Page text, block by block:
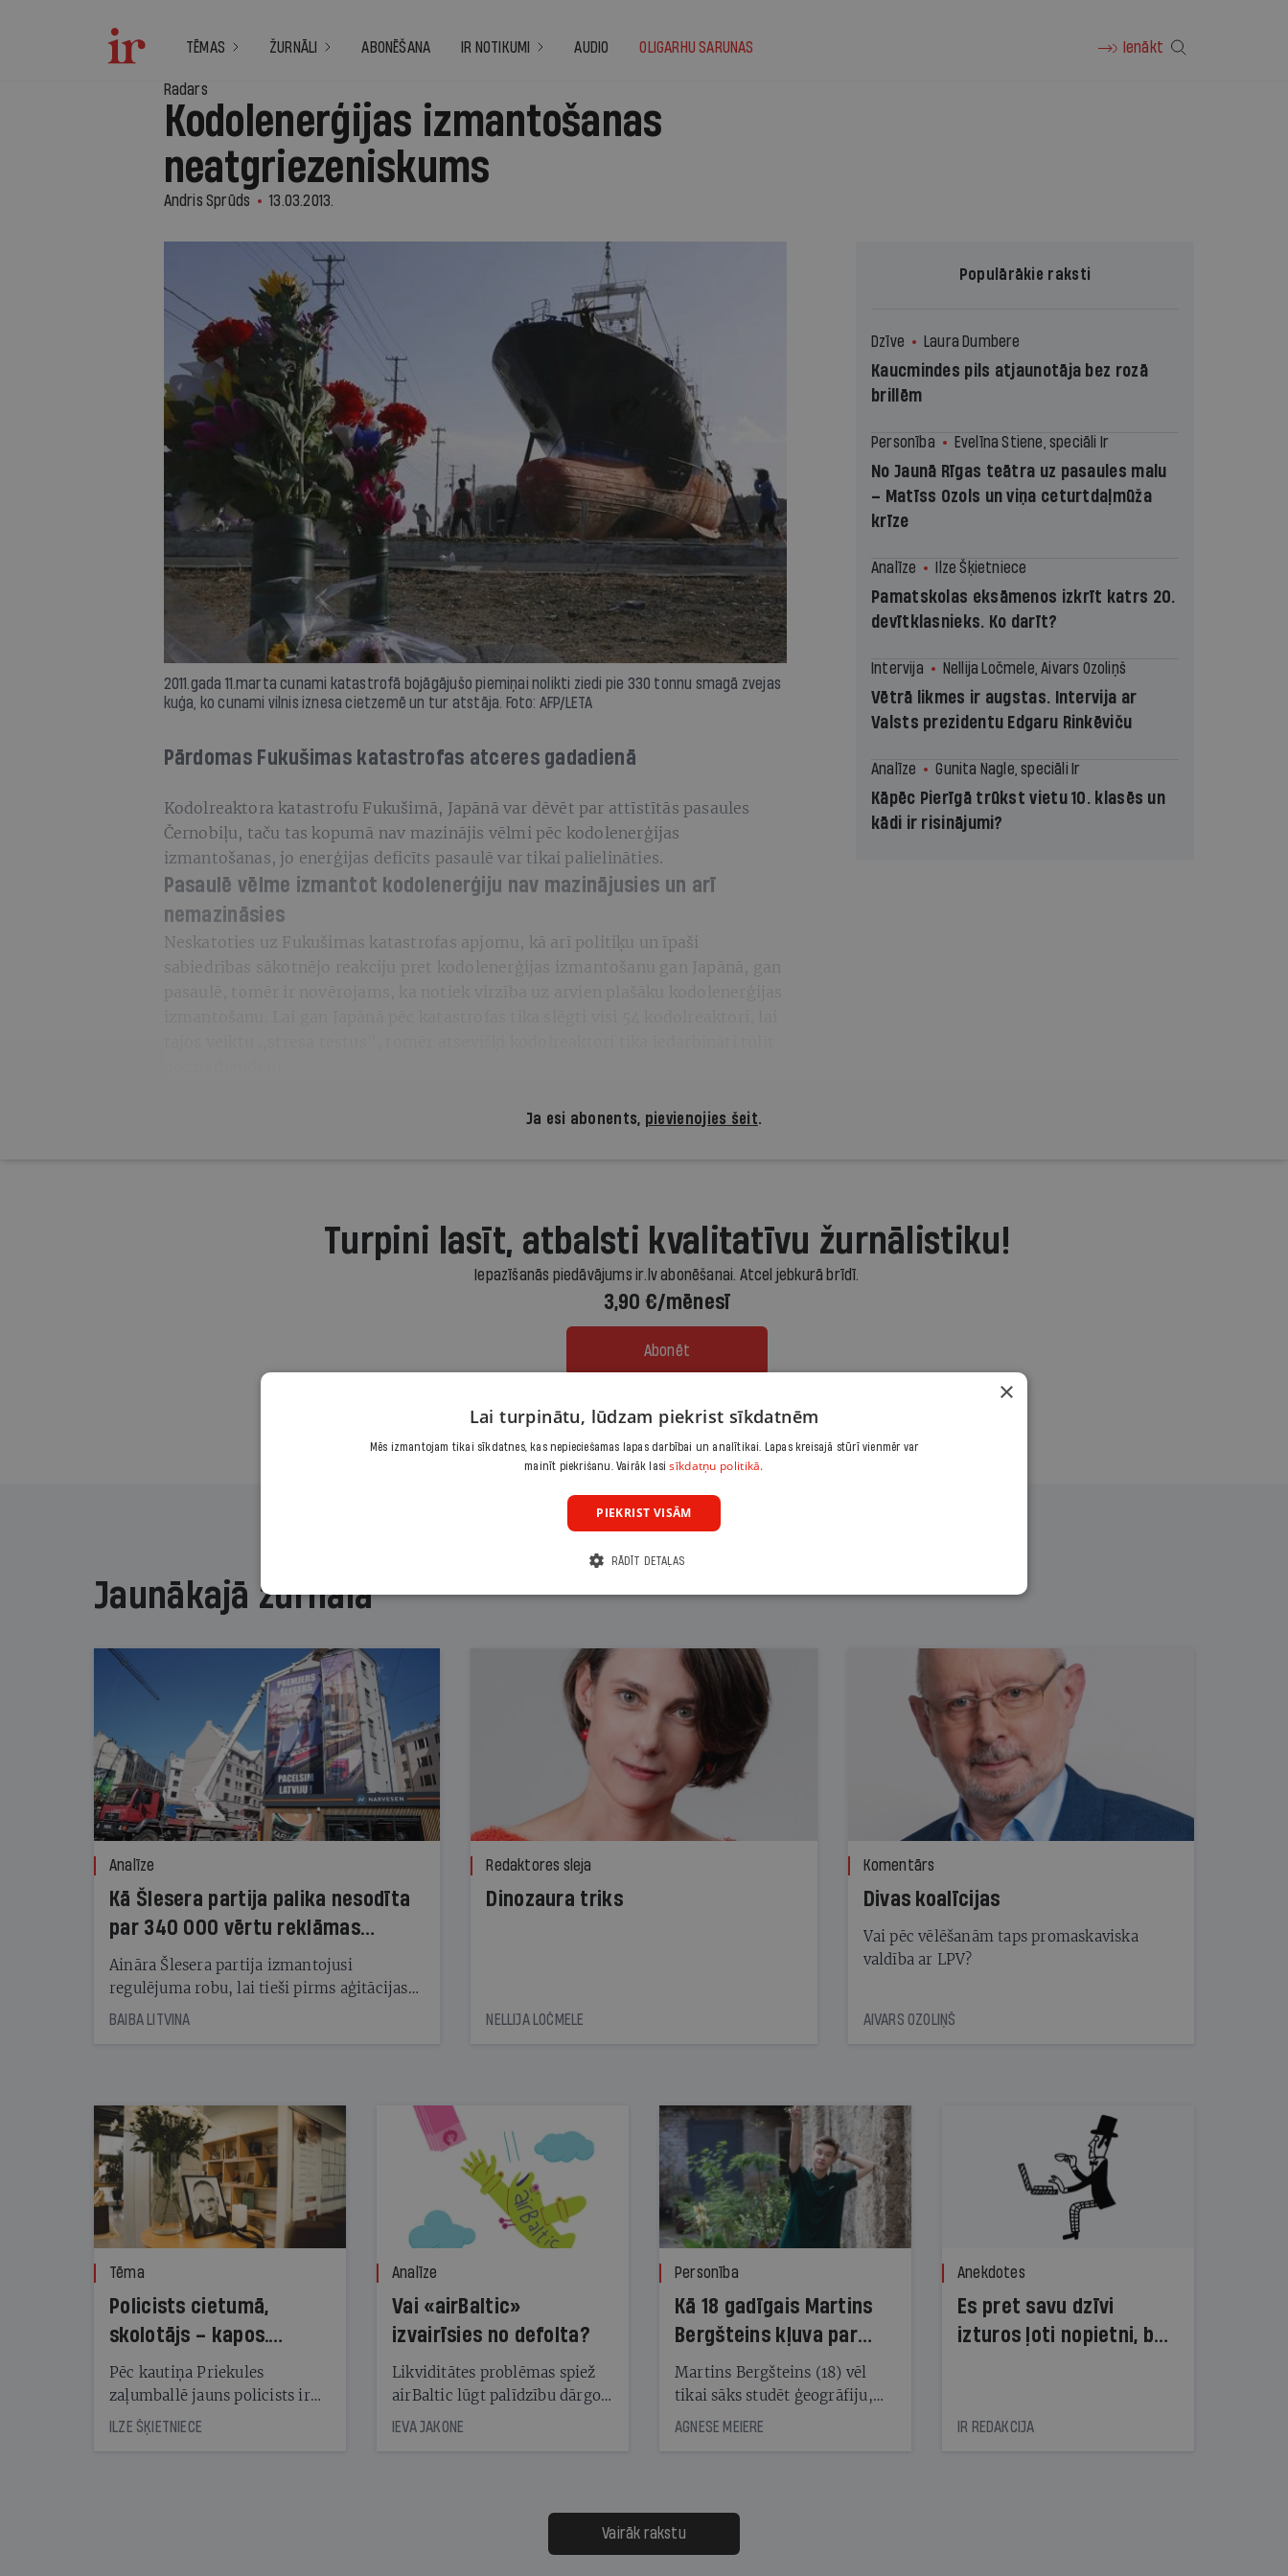
TĒMAS ŽURNĀLI ABONĒŠANA IR NOTIKUMI AUDIO OLIGARHU SARUNAS Ienākt
Radars
Kodolenerģijas izmantošanas
neatgriezeniskums
Andris Sprūds 13.03.2013.
2011.gada 11.marta cunami katastrofā bojāgājušo piemiņai nolikti ziedi pie 330 tonnu smagā zvejas
kuģa, ko cunami vilnis iznesa cietzemē un tur atstāja. Foto: AFP/LETA
Pārdomas Fukušimas katastrofas atceres gadadienā
Kodolreaktora katastrofu Fukušimā, Japānā var dēvēt par attīstītās pasaules
Černobiļu, taču tas kopumā nav mazinājis vēlmi pēc kodolenerģijas
izmantošanas, jo enerģijas deficīts pasaulē var tikai palielināties.
Pasaulē vēlme izmantot kodolenerģiju nav mazinājusies un arī
nemazināsies
Neskatoties uz Fukušimas katastrofas apjomu, kā arī politiķu un īpaši
sabiedrības sākotnējo reakciju pret kodolenerģijas izmantošanu gan Japānā, gan
Populārākie raksti
Dzīve Laura Dumbere
Kaucmindes pils atjaunotāja bez rozā
brillēm
Personība Evelīna Stiene, speciāli Ir
No Jaunā Rīgas teātra uz pasaules malu
– Matīss Ozols un viņa ceturtdaļmūža
krīze
Analīze Ilze Šķietniece
Pamatskolas eksāmenos izkrīt katrs 20.
devītklasnieks. Ko darīt?
Intervija Nellija Ločmele, Aivars Ozoliņš
Vētrā likmes ir augstas. Intervija ar
Valsts prezidentu Edgaru Rinkēviču
Analīze Gunita Nagle, speciāli Ir
Kāpēc Pierīgā trūkst vietu 10. klasēs un
kādi ir risinājumi?
Ja esi abonents, pievienojies šeit.
Turpini lasīt, atbalsti kvalitatīvu žurnālistiku!
Iepazīšanās piedāvājums ir.lv abonēšanai. Atcel jebkurā brīdī.
3,90 €/mēnesī
Abonēt
Citas abonēšanas iespējas meklē šeit
Jaunākajā žurnālā
Analīze
Kā Šlesera partija palika nesodīta
par 340 000 vērtu reklāmas
kampaņu
Aināra Šlesera partija izmantojusi
regulējuma robu, lai tieši pirms aģitācijas
starta izreklamētos par summu, kas
BAIBA LITVINA
Redaktores sleja
Dinozaura triks
NELLIJA LOČMELE
Komentārs
Divas koalīcijas
Vai pēc vēlēšanām taps promaskaviska
valdība ar LPV?
AIVARS OZOLIŅŠ
Tēma
Policists cietumā,
skolotājs – kapos.
Reibuma cena Priekulē
Pēc kautiņa Priekules
zaļumballē jauns policists ir
nonācis cietumā, bet
cienījams pedagogs — kapos.
ILZE ŠĶIETNIECE
Analīze
Vai «airBaltic»
izvairīsies no defolta?
Likviditātes problēmas spiež
airBaltic lūgt palīdzību dārgo
obligāciju turētājiem, taču
samaksāt augstos procentus,
kas jāpārskaita jau trīs dienas
pirms nākamās sapulces
IEVA JAKONE
Personība
Kā 18 gadīgais Martins
Bergšteins kļuva par
laika ziņu seju?
Martins Bergšteins (18) vēl
tikai sāks studēt ģeogrāfiju,
bet viņa sacītajam jau uzticas
uzcītīga darba, mammas
atbalsts un drosme turpināt
meteovērojumus arī tad, kad
AGNESE MEIERE
Anekdotes
Es pret savu dzīvi
izturos ļoti nopietni, bet
IR REDAKCIJA
Vairāk rakstu
×
Lai turpinātu, lūdzam piekrist sīkdatnēm
Mēs izmantojam tikai sīkdatnes, kas nepieciešamas lapas darbībai un analītikai. Lapas kreisajā stūrī vienmēr var
mainīt piekrišanu. Vairāk lasisīkdatņu politikā.
PIEKRIST VISĀM
RĀDĪT DETAĻAS